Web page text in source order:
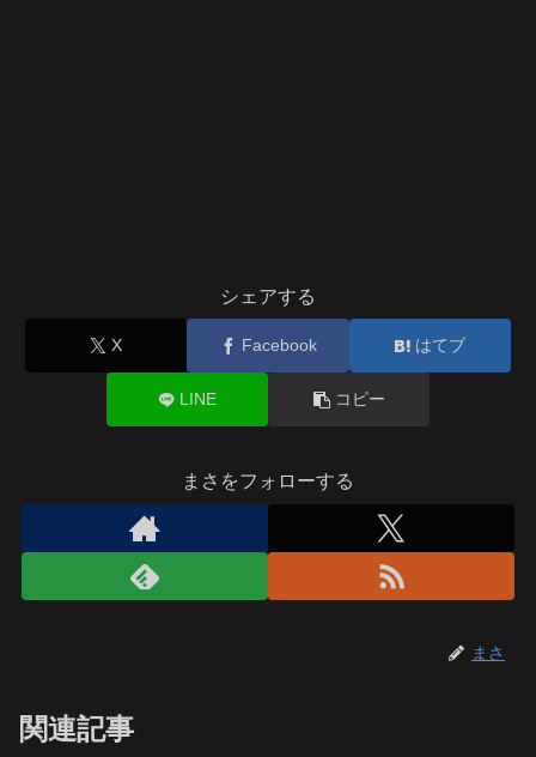
シェアする
X Facebook はてブ
LINE コピー
まさをフォローする
まさ
関連記事